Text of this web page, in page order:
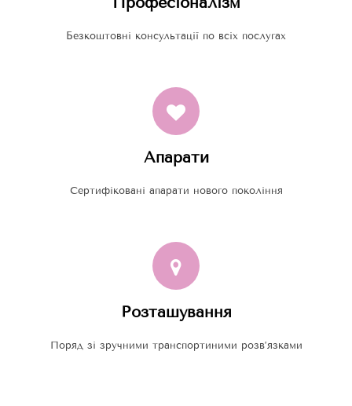
Безкоштовні консультації по всіх послугах
Апарати
Сертифіковані апарати нового покоління
Розташування
Поряд зі зручними транспортиними розв’язками